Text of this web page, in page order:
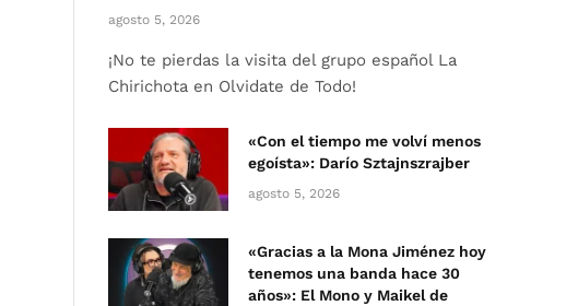
agosto 5, 2026
¡No te pierdas la visita del grupo español La
Chirichota en Olvidate de Todo!
«Con el tiempo me volví menos
egoísta»: Darío Sztajnszrajber
agosto 5, 2026
«Gracias a la Mona Jiménez hoy
tenemos una banda hace 30
años»: El Mono y Maikel de